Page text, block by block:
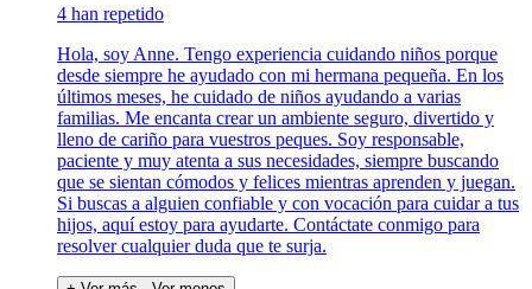
4 han repetido
Hola, soy Anne. Tengo experiencia cuidando niños porque
desde siempre he ayudado con mi hermana pequeña. En los
últimos meses, he cuidado de niños ayudando a varias
familias. Me encanta crear un ambiente seguro, divertido y
lleno de cariño para vuestros peques. Soy responsable,
paciente y muy atenta a sus necesidades, siempre buscando
que se sientan cómodos y felices mientras aprenden y juegan.
Si buscas a alguien confiable y con vocación para cuidar a tus
hijos, aquí estoy para ayudarte. Contáctate conmigo para
resolver cualquier duda que te surja.